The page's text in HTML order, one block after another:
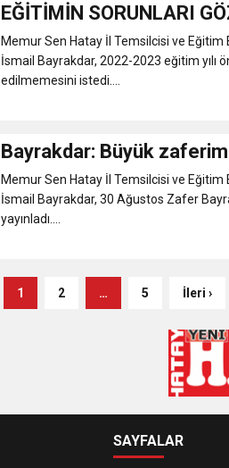
EĞİTİMİN SORUNLARI
Memur Sen Hatay İl Temsilcisi ve Eğitim
İsmail Bayrakdar, 2022-2023 eğitim yılı
edilmemesini istedi....
Bayrakdar: Büyük
Memur Sen Hatay İl Temsilcisi ve Eğitim
İsmail Bayrakdar, 30 Ağustos Zafer
yayınladı....
1 2 … 5 İleri ›
SAYFALAR